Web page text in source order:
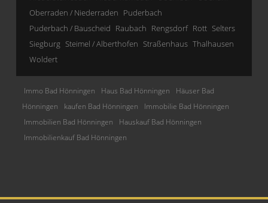
Oberraden / Niederraden Puderbach
Puderbach / Bauscheid Raubach Rengsdorf Rott Selters
Siegburg Steimel / Alberthofen Straßenhaus Thalhausen
Woldert
Immo Bad Hönningen Haus Bad Hönningen
Häuser Bad
Hönningen
kaufen Bad Hönningen
Immobilie Bad Hönningen
Immobilien Bad Hönningen
Hauskauf Bad Hönningen
Immobilienkauf Bad Hönningen